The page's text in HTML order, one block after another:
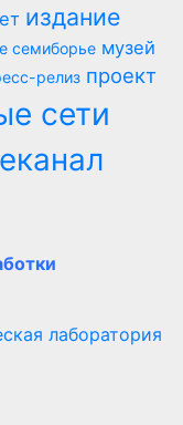
издание
семиборье музей
релиз проект
сети
лаборатория